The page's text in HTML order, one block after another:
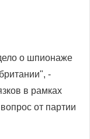
о шпионаже
-
в рамках
от партии